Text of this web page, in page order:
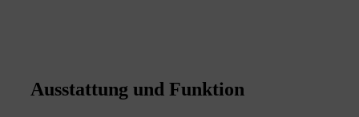
Ausstattung und Funktion